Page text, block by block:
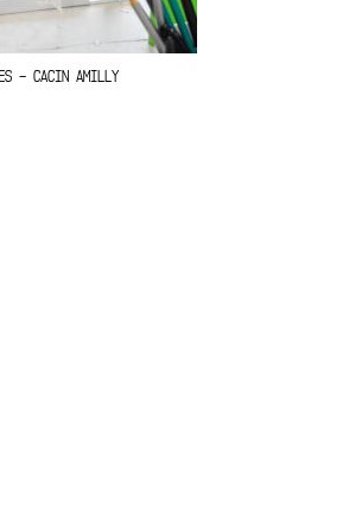
– CACIN AMILLY